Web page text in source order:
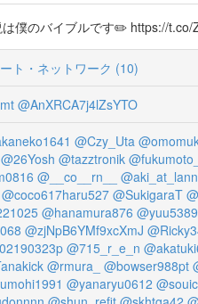
僕のバイブルです✏️ https://
ト・ネットワーク (10)
@AnXRCA7j4lZsYTO
@Czy_Uta
@26Yosh @tazztronik
@__co__rn__
@coco617haru527 @SukigaraT
@hanamura876 @yuu5389
@zjNpB6YMf9xcXmJ
@715_r_e_n
@rmura_ @bowser988pt
@yanaryu0612